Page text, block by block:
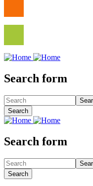
Search form
Search
Search form
Search